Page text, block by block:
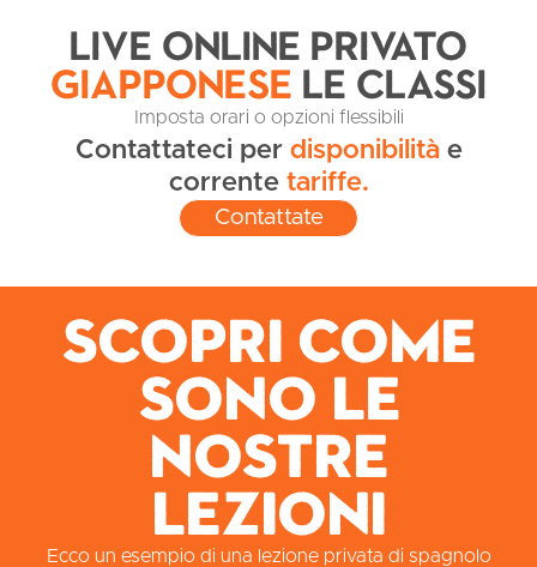
Live Online Privato
Giapponese Le classi
Imposta orari o opzioni flessibili
Contattateci per disponibilitàe
corrente tariffe.
Contattate
Scopri come
sono le
nostre
lezioni
Ecco un esempio di una lezione privata di spagnolo